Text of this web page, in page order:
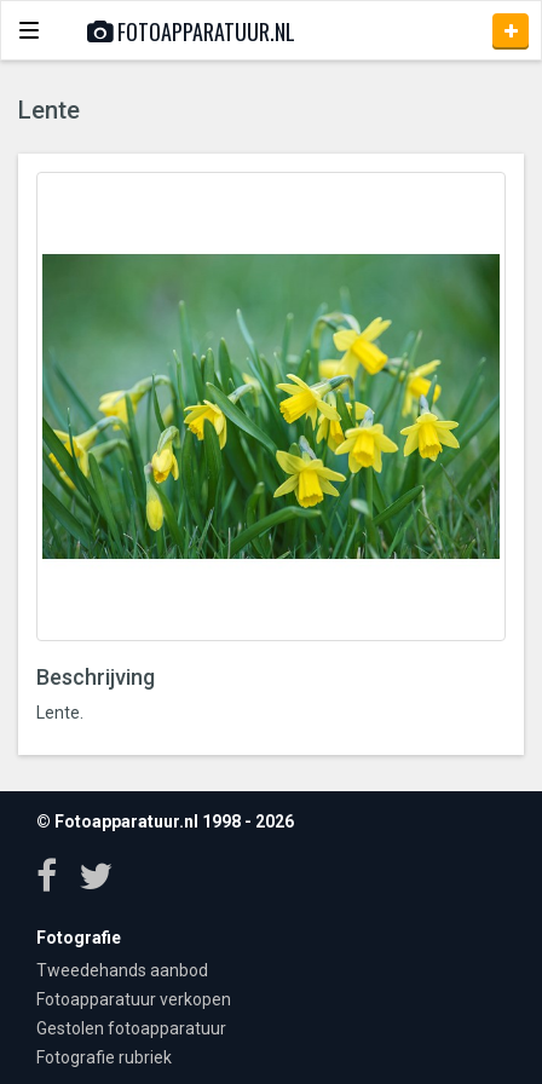
Toggle
navigation
FOTOAPPARATUUR.NL
Lente
Beschrijving
Lente.
© Fotoapparatuur.nl 1998 - 2026
Fotografie
Tweedehands aanbod
Fotoapparatuur verkopen
Gestolen fotoapparatuur
Fotografie rubriek